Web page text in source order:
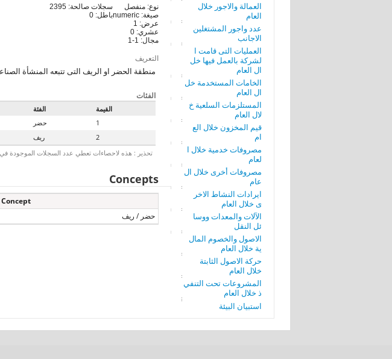
العمالة والاجور خلال
العام
عدد واجور المشتغلين
الاجانب
العمليات التى قامت ا
لشركة بالعمل فيها خل
ال العام
الخامات المستخدمة خل
ال العام
المستلزمات السلعية خ
لال العام
قيم المخزون خلال الع
ام
مصروفات خدمية خلال ا
لعام
مصروفات أخرى خلال ال
عام
ايرادات النشاط الاخر
ى خلال العام
الآلات والمعدات ووسا
ئل النقل
الاصول والخصوم المال
ية خلال العام
حركة الاصول الثابتة
خلال العام
المشروعات تحت التنفي
ذ خلال العام
استبيان البيئة
نوع: منفصل
صيغة: numeric
عرض: 1
عشري: 0
مجال: 1-1
سجلات صالحة: 2395
باطل: 0
التعريف
منطقة الحضر او الريف التى تتبعه المنشأة
الفئات
القيمة الفئة
1
حضر
2
ريف
تحذير : هذه لاحصاءات تعطي عدد السجلات الموجودة في
Concepts
Concept
حضر / ريف